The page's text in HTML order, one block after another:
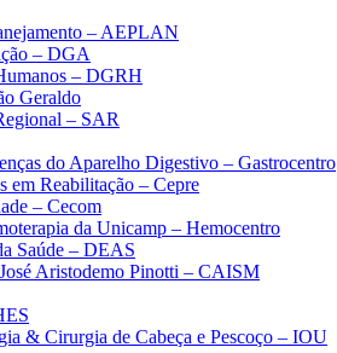
– AEPLAN
– DGA
– DGRH
Geraldo
– SAR
do Aparelho Digestivo – Gastrocentro
em Reabilitação – Cepre
– Cecom
da Unicamp – Hemocentro
Saúde – DEAS
Aristodemo Pinotti – CAISM
& Cirurgia de Cabeça e Pescoço – IOU